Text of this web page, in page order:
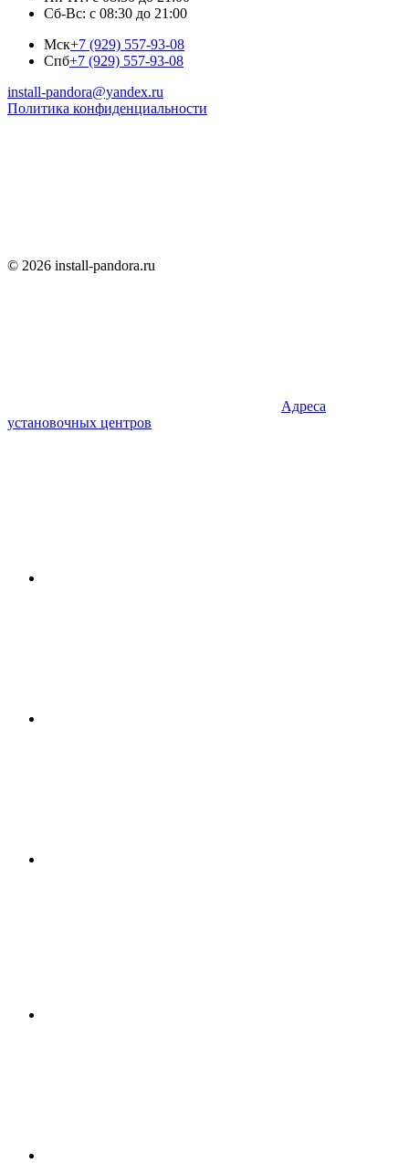
Сб-Вс: с 08:30 до 21:00
Мск+7 (929) 557-93-08
Спб+7 (929) 557-93-08
install-pandora@yandex.ru
Политика конфиденциальности
© 2026 install-pandora.ru
Адреса
установочных центров